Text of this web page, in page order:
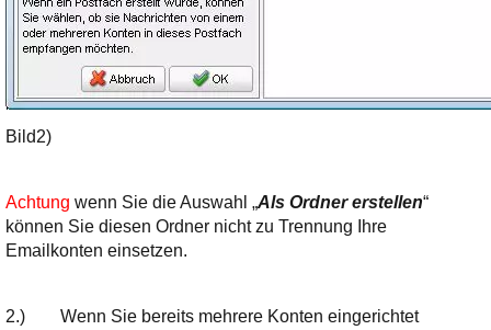
Bild2)
Achtung wenn Sie die Auswahl „Als Ordner erstellen“
können Sie diesen Ordner nicht zu Trennung Ihre
Emailkonten einsetzen.
2.)
Wenn Sie bereits mehrere Konten eingerichtet